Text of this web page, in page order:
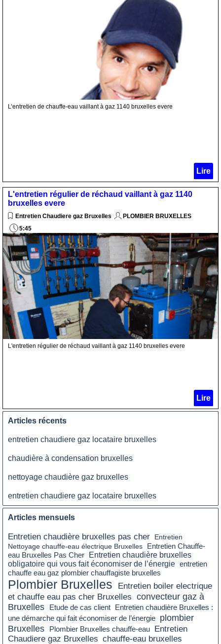
L’entretien de chauffe-eau vaillant à gaz 1140 bruxelles evere
Lire
L'entretien régulier de réchaud vaillant à gaz 1140
bruxelles evere
Entretien Chaudiere gaz Bruxelles
PLOMBIER BRUXELLES
5:45
L'entretien régulier de réchaud vaillant à gaz 1140 bruxelles evere
Lire
Articles récents
entretien chaudiere gaz locataire bruxelles
chaudière à condensation bruxelles
nettoyage chaudière gaz bruxelles
entretien chaudiere gaz locataire bruxelles
Articles mensuels
Entretien chaudière bruxelles pas cher
Entretien
Nettoyage chauffe-eau électrique Bruxelles
Entretien Chauffe-
eau Bruxelles Pas Cher
Entretien chaudière bruxelles
obligatoire qui vous fait économiser de l’énergie entretien
chauffe eau gaz plombier chauffagiste bruxelles
Plombier Bruxelles
Entretien boiler electrique
et chauffe eau pas cher Bruxelles convecteur gaz à
Bruxelles
Etude de cas client Entretien chaudière Bruxelles :
une démarche qui fait économiser de l’énergie plombier
Bruxelles
Plombier Bruxelles chauffe-eau Entretien
Chaudiere gaz Bruxelles chauffe-eau bruxelles